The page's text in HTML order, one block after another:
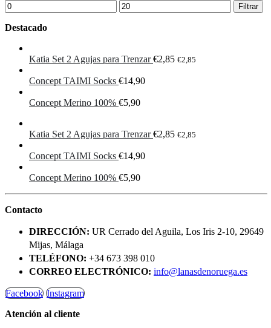
Precio
mínimo
Precio
máximo
Filtrar
Destacado
Katia Set 2 Agujas para Trenzar €2,85 €2,85
Concept TAIMI Socks €14,90
Concept Merino 100% €5,90
Katia Set 2 Agujas para Trenzar €2,85 €2,85
Concept TAIMI Socks €14,90
Concept Merino 100% €5,90
Contacto
DIRECCIÓN: UR Cerrado del Aguila, Los Iris 2-10, 29649
Mijas, Málaga
TELÉFONO: +34 673 398 010
CORREO ELECTRÓNICO: info@lanasdenoruega.es
Facebook Instagram
Atención al cliente